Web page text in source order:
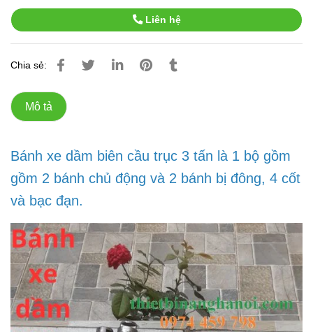
Liên hệ
Chia sẻ:
Mô tả
Bánh xe dầm biên cầu trục 3 tấn là 1 bộ gồm
gồm 2 bánh chủ động và 2 bánh bị đông, 4 cốt
và bạc đạn.